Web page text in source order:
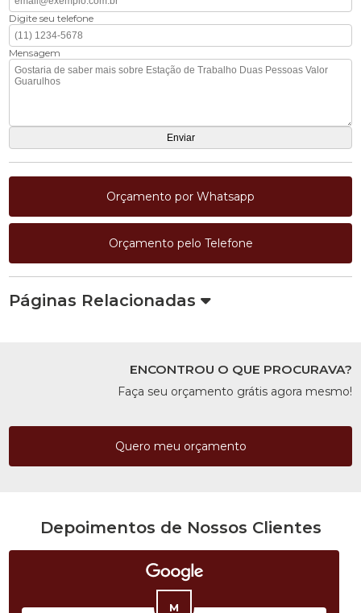
Digite seu telefone
Mensagem
Orçamento por Whatsapp
Orçamento pelo Telefone
Páginas Relacionadas
ENCONTROU O QUE PROCURAVA?
Faça seu orçamento grátis agora mesmo!
Quero meu orçamento
Depoimentos de Nossos Clientes